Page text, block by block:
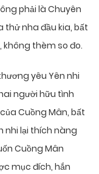
phải là Chuyên
thử nha đầu kia, bất
thèm so đo.
yêu Yên nhi
người hữu tình
Cuồng Mân, bất
nhi lại thích nàng
Cuồng Mân
mục đích, hắn